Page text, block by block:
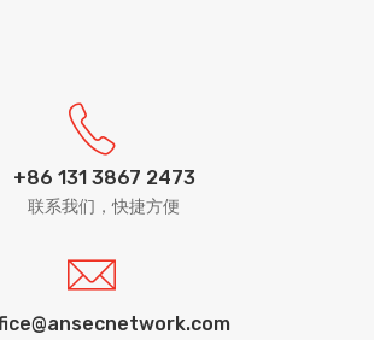
+86 131 3867 2473
联系我们，快捷方便